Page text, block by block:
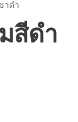
าดำ
สีดำ